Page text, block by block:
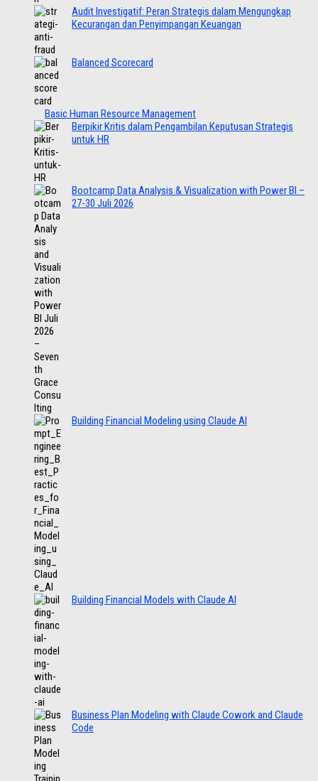
Audit Investigatif: Peran Strategis dalam Mengungkap
Kecurangan dan Penyimpangan Keuangan
Balanced Scorecard
Basic Human Resource Management
Berpikir Kritis dalam Pengambilan Keputusan Strategis
untuk HR
Bootcamp Data Analysis & Visualization with Power BI –
27-30 Juli 2026
Building Financial Modeling using Claude AI
Building Financial Models with Claude AI
Business Plan Modeling with Claude Cowork and Claude
Code